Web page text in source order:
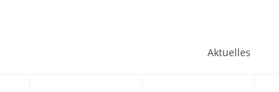
Aktuelles